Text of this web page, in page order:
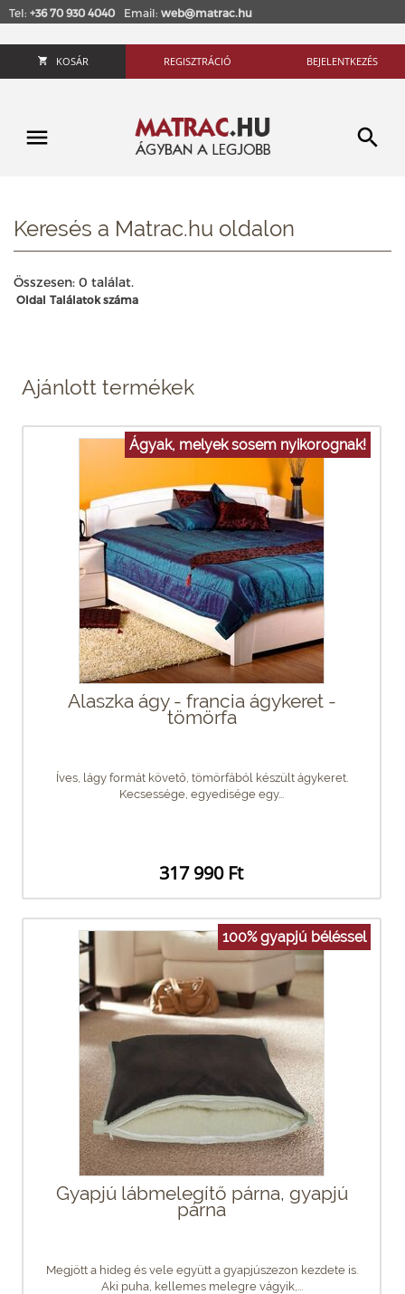
Tel: +36 70 930 4040 Email: web@matrac.hu
KOSÁR REGISZTRÁCIÓ BEJELENTKEZÉS
Keresés a Matrac.hu oldalon
Összesen: 0 találat.
Oldal Találatok száma
Ajánlott termékek
Ágyak, melyek sosem nyikorognak!
Alaszka ágy - francia ágykeret -
tömörfa
Íves, lágy formát követő, tömörfából készült ágykeret.
Kecsessége, egyedisége egy...
317 990 Ft
100% gyapjú béléssel
Gyapjú lábmelegítő párna, gyapjú
párna
Megjött a hideg és vele együtt a gyapjúszezon kezdete is.
Aki puha, kellemes melegre vágyik,...